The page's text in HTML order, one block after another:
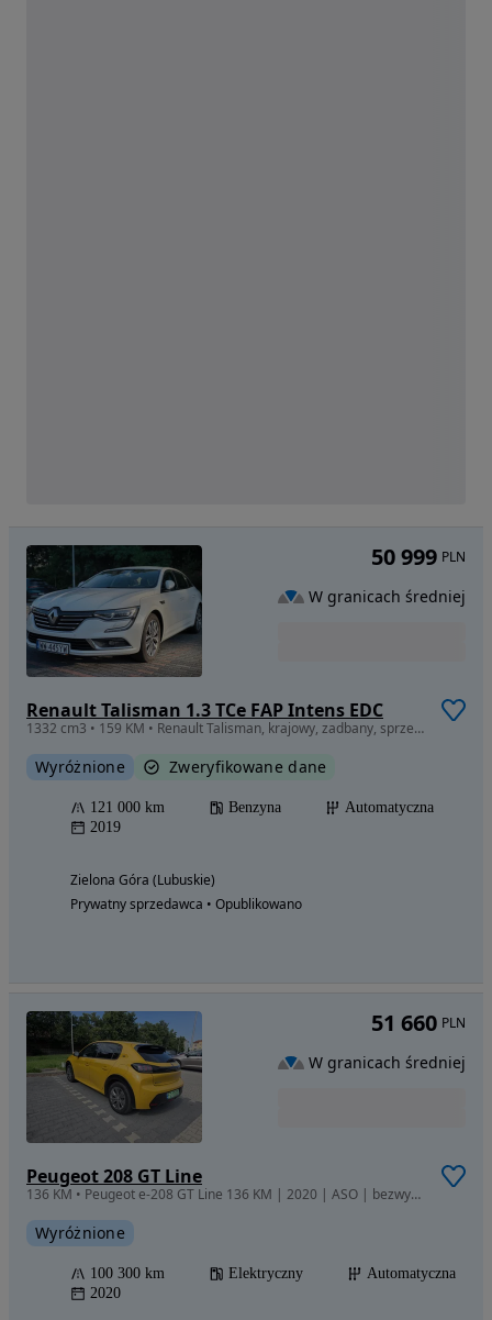
Renault Talisman 1.3 TCe FAP Intens EDC
1332 cm3 • 159 KM • Renault Talisman, krajowy, zadbany, sprzedaż prywatna
Wyróżnione Zweryfikowane dane
121 000 km Benzyna
Automatyczna
2019
Zielona Góra (Lubuskie)
Prywatny sprzedawca • Opublikowano
50 999 PLN
W granicach średniej
Peugeot 208 GT Line
136 KM • Peugeot e-208 GT Line 136 KM | 2020 | ASO | bezwypadkowy | 2 komplety
Wyróżnione
100 300 km Elektryczny
Automatyczna
2020
51 660 PLN
W granicach średniej